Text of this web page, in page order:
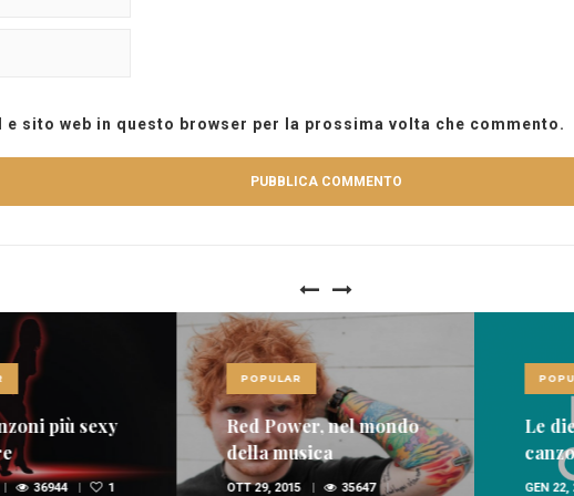
e sito web in questo browser per la prossima volta che commento.
più sexy
36944 1
POPULAR
Red Power, nel mondo
della musica
spopolano i rossi
OTT 29, 2015 35647
Le
GEN 22,